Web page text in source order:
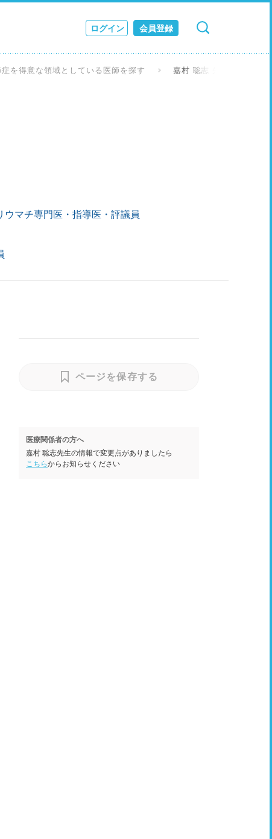
ログイン 会員登録
検索 キャンセル
を得意な領域としている医師を探す 嘉村 聡志 先生
ウマチ専門医・指導医・評議員
ページを保存する
医療関係者の方へ
嘉村 聡志先生の情報で変更点がありましたら
こちらからお知らせください